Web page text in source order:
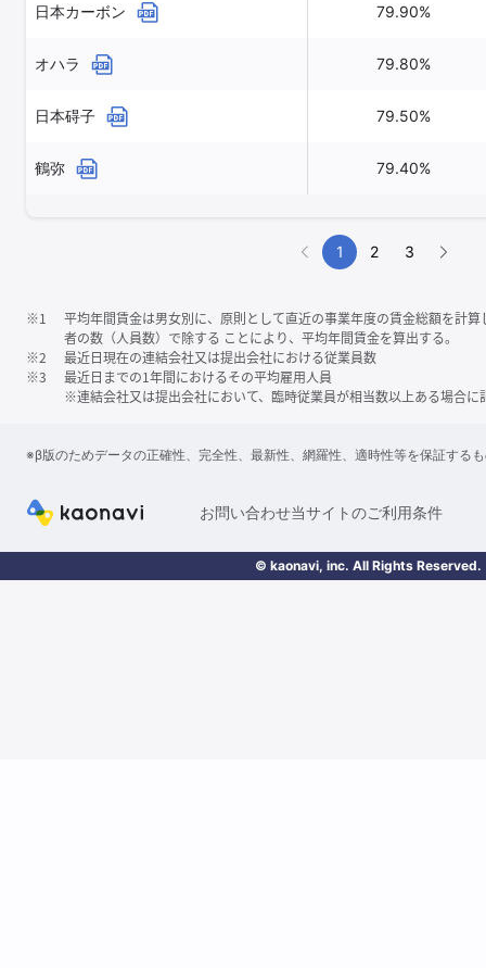
日本カーボン 79.90%
オハラ 79.80%
日本碍子 79.50%
鶴弥 79.40%
1 2 3
※1
平均年間賃金は男女別に、原則として直近の事業年度の賃金総額を計
者の数（人員数）で除する ことにより、平均年間賃金を算出する。
※2
最近日現在の連結会社又は提出会社における従業員数
※3
最近日までの1年間におけるその平均雇用人員
※連結会社又は提出会社において、臨時従業員が相当数以上ある場合に
※β版のためデータの正確性、完全性、最新性、網羅性、適時性等を保証する
お問い合わせ当サイトのご利用条件
© kaonavi, inc. All Rights Reserved.